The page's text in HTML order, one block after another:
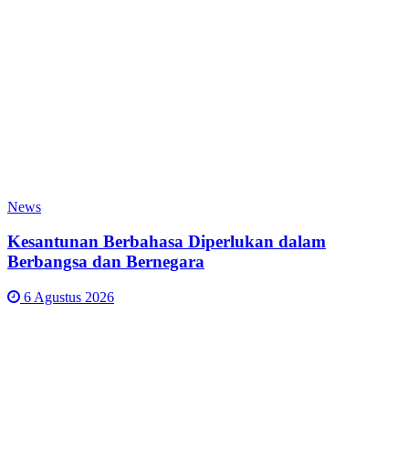
News
Kesantunan Berbahasa Diperlukan dalam
Berbangsa dan Bernegara
6 Agustus 2026